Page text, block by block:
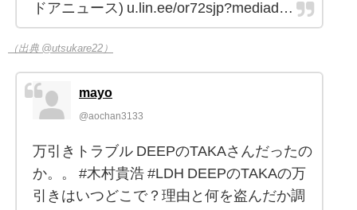
ドアニュース) u.lin.ee/or72sjp?mediad…
（出典 @utsukare22）
mayo
@aochan3133
万引きトラブル DEEPのTAKAさんだったの
か。。 #木村貴浩 #LDH DEEPのTAKAの万
引きはいつどこで？理由と何を盗んだか調